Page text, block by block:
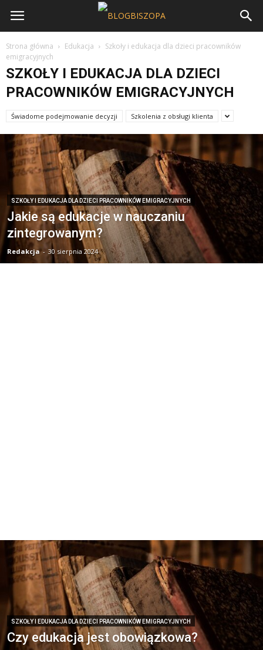
Strona główna Edukacja
Szkoły i edukacja dla dzieci pracowników
emigracyjnych
SZKOŁY I EDUKACJA DLA DZIECI
PRACOWNIKÓW EMIGRACYJNYCH
Świadome podejmowanie decyzji Szkolenia z obsługi klienta
SZKOŁY I EDUKACJA DLA DZIECI PRACOWNIKÓW EMIGRACYJNYCH
Jakie są edukacje w nauczaniu
zintegrowanym?
Redakcja - 30 sierpnia 2024
SZKOŁY I EDUKACJA DLA DZIECI PRACOWNIKÓW EMIGRACYJNYCH
Czy edukacja jest obowiązkowa?